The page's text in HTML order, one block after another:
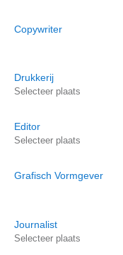
Copywriter
Drukkerij
Selecteer plaats
Editor
Selecteer plaats
Grafisch Vormgever
Journalist
Selecteer plaats